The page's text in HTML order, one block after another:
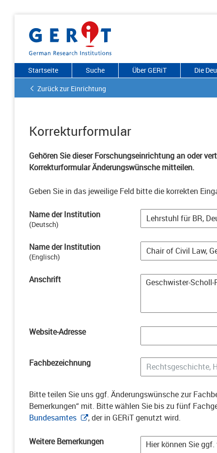
Startseite Suche Über GERiT
Die
Zurück zur Einrichtung
Korrekturformular
Gehören Sie dieser Forschungseinrichtung an oder
Korrekturformular Änderungswünsche mitteilen.
Geben Sie in das jeweilige Feld bitte die korrekten
Name der Institution
(Deutsch)
Name der Institution
(Englisch)
Anschrift
Website-Adresse
Fachbezeichnung
Bitte teilen Sie uns ggf. Änderungswünsche zur
Bemerkungen“ mit. Bitte wählen Sie bis zu fünf
Bundesamtes
, der in GERiT genutzt wird.
Weitere Bemerkungen